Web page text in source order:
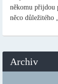
někomu přijdou
něco důležitého
Archiv